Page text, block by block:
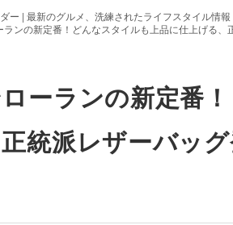
ー | 最新のグルメ、洗練されたライフスタイル情報
ランの新定番！どんなスタイルも上品に仕上げる、
ーランの新定番
統派レザーバッ